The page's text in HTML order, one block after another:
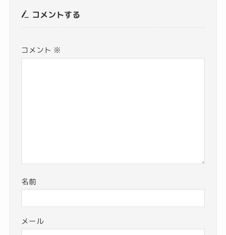
コメントする
コメント ※
名前
メール